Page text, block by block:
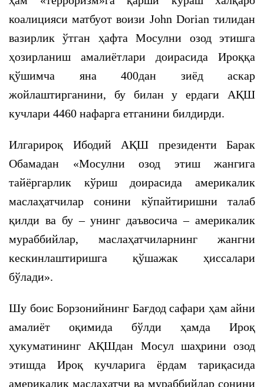
коалицияси матбуот воизи John Dorian тилидан
вазирлик ўтган ҳафта Мосулни озод этишга
ҳозирланиш амалиётлари доирасида Ироққа
қўшимча яна 400дан зиёд аскар
жойлаштирганини, бу билан у ердаги АҚШ
кучлари 4460 нафарга етганини билдирди.
Илгарироқ Ибодий АҚШ президенти Барак
Обамадан «Мосулни озод этиш жангига
тайёргарлик кўриш доирасида америкалик
маслаҳатчилар сонини кўпайтиришни талаб
қилди ва бу – унинг даъвосича – америкалик
мураббийлар, маслаҳатчиларнинг жангни
кескинлаштиришга қўшажак ҳиссалари
бўлади».
Шу боис Борзонийнинг Бағдод сафари ҳам айни
амалиёт оқимида бўлди ҳамда Ироқ
ҳукуматининг АҚШдан Мосул шаҳрини озод
этишда Ироқ кучларига ёрдам тариқасида
америкалик маслаҳатчи ва мураббийлар сонини